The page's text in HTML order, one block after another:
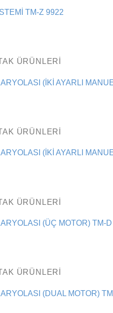
TM-Z 9922
ÜRÜNLERI
(İKİ AYARLI
ÜRÜNLERI
(İKİ AYARLI
ÜRÜNLERI
(ÜÇ MOTOR) TM-
ÜRÜNLERI
(DUAL MOTOR)